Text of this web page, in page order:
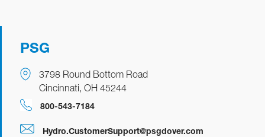
PSG
3798 Round Bottom Road
Cincinnati, OH 45244
800-543-7184
Hydro.CustomerSupport@psgdover.com